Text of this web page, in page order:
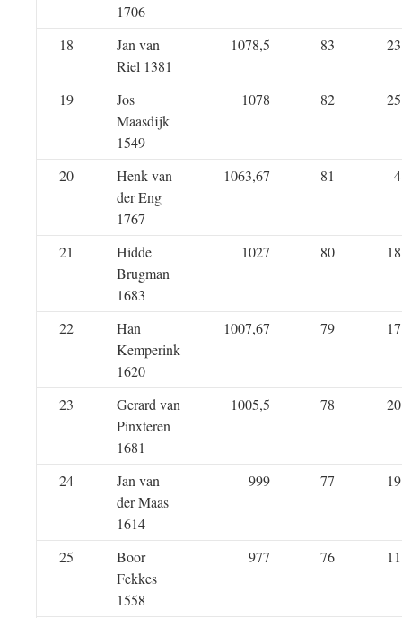
1706
18
Jan van
Riel 1381
1078,5 83 23
19
Jos
Maasdijk
1549
1078 82 25
20
Henk van
der Eng
1767
1063,67 81 4
21
Hidde
Brugman
1683
1027 80 18
22
Han
Kemperink
1620
1007,67 79 17
23
Gerard van
Pinxteren
1681
1005,5 78 20
24
Jan van
der Maas
1614
999 77 19
25
Boor
Fekkes
1558
977 76 11